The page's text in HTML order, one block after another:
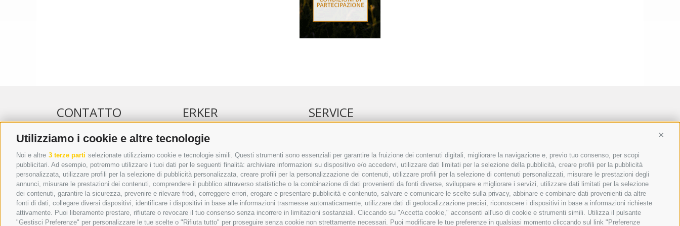
Utilizziamo i cookie e altre tecnologie
Noi e altre 3 terze parti selezionate utilizziamo cookie e tecnologie simili. Questi strumenti sono essenziali per garantire la fruizione dei contenuti digitali, migliorare la navigazione e, previo tuo consenso, per scopi
pubblicitari. Ad esempio, potremmo utilizzare i tuoi dati per le seguenti finalità: archiviare informazioni su dispositivo e/o accedervi, utilizzare dati limitati per la selezione della pubblicità, creare profili per la pubblicità
personalizzata, utilizzare profili per la selezione di pubblicità personalizzata, creare profili per la personalizzazione dei contenuti, utilizzare profili per la selezione di contenuti personalizzati, misurare le prestazioni degli
annunci, misurare le prestazioni dei contenuti, comprendere il pubblico attraverso statistiche o la combinazione di dati provenienti da fonti diverse, sviluppare e migliorare i servizi, utilizzare dati limitati per la selezione
dei contenuti, garantire la sicurezza, prevenire e rilevare frodi, correggere errori, erogare e presentare pubblicità e contenuto, salvare e comunicare le scelte sulla privacy, abbinare e combinare dati provenienti da altre
fonti di dati, collegare diversi dispositivi, identificare i dispositivi in base alle informazioni trasmesse automaticamente, utilizzare dati di geolocalizzazione precisi, riconoscere i dispositivi in base a informazioni richieste
attivamente. Puoi liberamente prestare, rifiutare o revocare il tuo consenso senza incorrere in limitazioni sostanziali. Cliccando su "Accetta cookie," acconsenti all'uso di cookie e strumenti simili. Utilizza il pulsante
"Gestisci Preferenze" per personalizzare le tue scelte o "Rifiuta tutto" per proseguire senza cookie non strettamente necessari. Puoi modificare le tue preferenze in qualsiasi momento cliccando sul link "Preferenze
CONTATTO
WIPP-MEDIA GMBH
DER ERKER
CITTÀ NUOVA 20A
I-39049 VIPITENO
TEL.: +39 0472 766876
GRAFIK@DERERKER.IT
INFO@DERERKER.IT
ERKER
PUBBLICITÀ NELL’ERKER
PUBBLICITÀ ONLINE
ADDEBITO DIRETTO SEPA
REGOLAMENTO COMMENTI
ONLINE VOTING
SERVICE
ANNUNCI
LINK UTILI
METEO
WEBCAM
VIDEO
NECROLOGI